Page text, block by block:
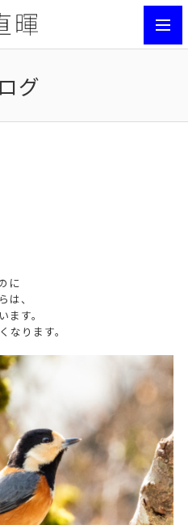
グ
に
は、
す。
なります。